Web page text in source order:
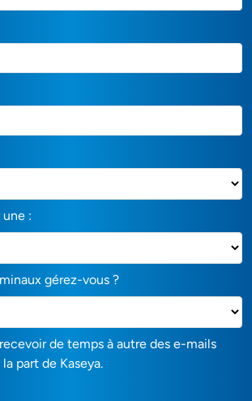
:
gérez-vous ?
de temps à autre des e-mails
part de Kaseya.